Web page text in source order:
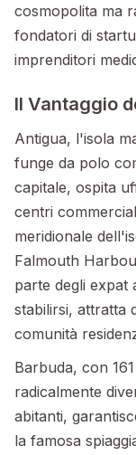
cosmopolita ma
fondatori di
imprenditori
Il Vantaggio
Antigua, l'isola
funge da polo
capitale, ospita
centri
meridionale
Falmouth
parte degli expat
stabilirsi, attratta
comunità
Barbuda, con
radicalmente
abitanti,
la famosa